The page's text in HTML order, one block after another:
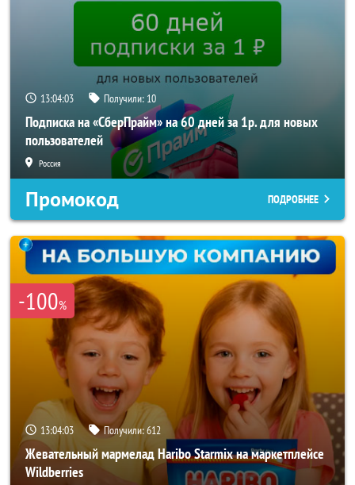
13:04:01 Получили: 10
Подписка на «СберПрайм» на 60 дней за 1р. для новых
пользователей
Россия
Промокод ПОДРОБНЕЕ
-100%
13:04:01 Получили:612
Жевательный мармелад Haribo Starmix на маркетплейсе
Wildberries